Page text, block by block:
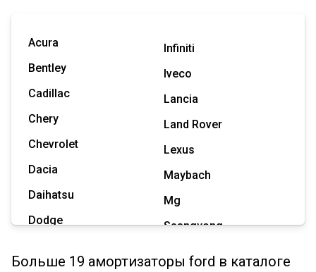
Acura
Bentley
Cadillac
Chery
Chevrolet
Dacia
Daihatsu
Dodge
Infiniti
Iveco
Lancia
Land Rover
Lexus
Maybach
Mg
Ssangyong
Больше 19 амортизаторы ford в каталоге